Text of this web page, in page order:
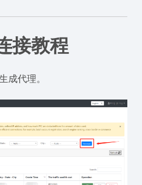
接教程
成代理。